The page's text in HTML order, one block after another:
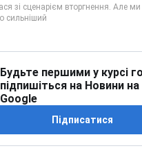
Будьте першими у курсі
підпишіться на Новини на
Google
Підписатися